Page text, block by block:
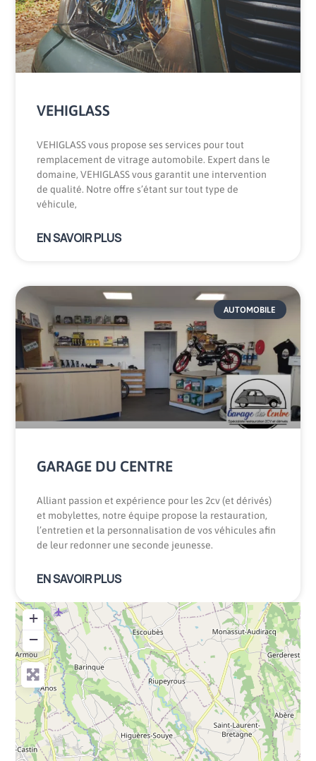
VEHIGLASS
VEHIGLASS vous propose ses services pour tout
remplacement de vitrage automobile. Expert dans le
domaine, VEHIGLASS vous garantit une intervention
de qualité. Notre offre s’étant sur tout type de
véhicule,
EN SAVOIR PLUS
AUTOMOBILE
GARAGE DU CENTRE
Alliant passion et expérience pour les 2cv (et dérivés)
et mobylettes, notre équipe propose la restauration,
l’entretien et la personnalisation de vos véhicules afin
de leur redonner une seconde jeunesse.
EN SAVOIR PLUS
+
−